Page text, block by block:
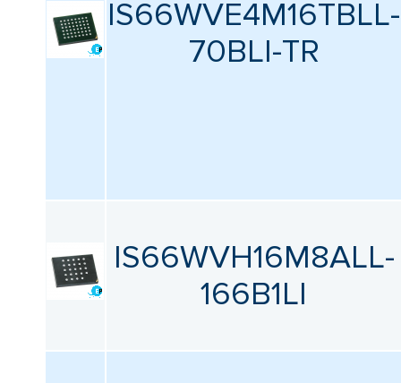
IS66WVE4M16TBLL-
70BLI-TR
IS66WVH16M8ALL-
166B1LI